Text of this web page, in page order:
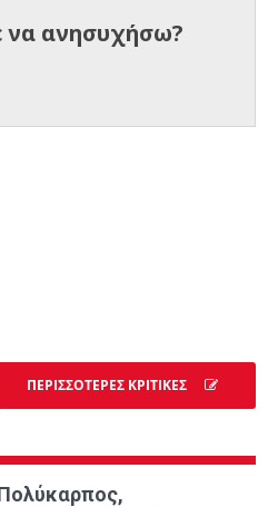
να ανησυχήσω?
ΠΕΡΙΣΣΟΤΕΡΕΣ ΚΡΙΤΙΚΕΣ